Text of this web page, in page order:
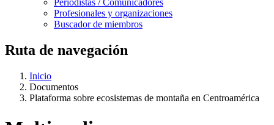
Periodistas / Comunicadores
Profesionales y organizaciones
Buscador de miembros
Ruta de navegación
Inicio
Documentos
Plataforma sobre ecosistemas de montaña en Centroamérica